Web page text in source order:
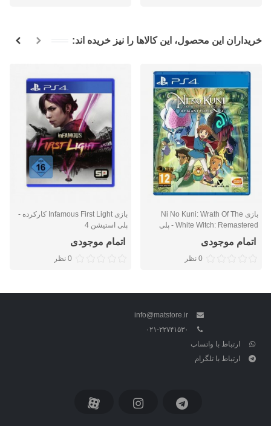
خریداران این محصول، این کالاها را نیز خریده اند:
بازی Ni No Kuni: Wrath Of The
White Witch: Remastered - پلی
استیشن 4
اتمام موجودی
0 نظر
بازی Infamous First Light کارکرده -
پلی استیشن 4
اتمام موجودی
0 نظر
info@matstore.ir
۰۲۱-۲۲۷۴۱۵۳۰
ارتباط با واتساپ
ارتباط با تلگرام